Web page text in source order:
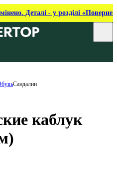
Деталі - у розділі
Сандалии
каблук